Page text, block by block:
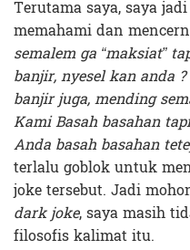
Terutama saya, saya
memahami dan
semalem ga “maksiat”
banjir, nyesel kan anda
banjir juga, mending
Kami Basah basahan
Anda basah basahan
terlalu goblok untuk
joke tersebut. Jadi
dark joke, saya masih
filosofis kalimat itu.